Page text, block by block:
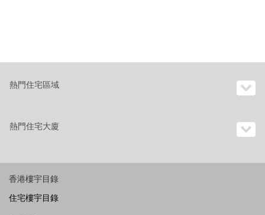
熱門住宅區域
熱門住宅大廈
香港樓宇目錄
住宅樓宇目錄